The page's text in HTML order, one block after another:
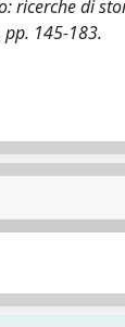
di
pp. 145-183.